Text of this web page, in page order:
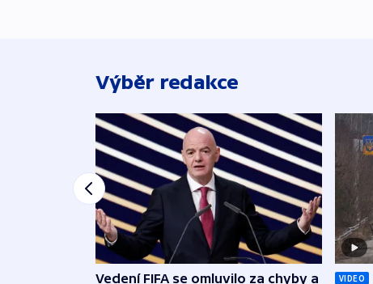
Výběr redakce
Vedení FIFA se omluvilo za chyby a
VIDEO